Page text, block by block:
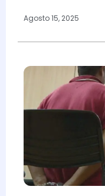
Agosto 15, 2025